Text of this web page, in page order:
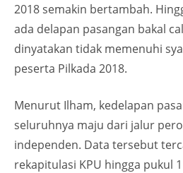
2018 semakin bertambah.
ada delapan pasangan bakal
dinyatakan tidak memenuhi
peserta Pilkada 2018.
Menurut Ilham, kedelapan
seluruhnya maju dari jalur
independen. Data tersebut
rekapitulasi KPU hingga pukul